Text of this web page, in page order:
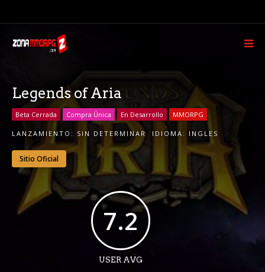
Legends of Aria
Beta Cerrada Compra Única En Desarrollo MMORPG
LANZAMIENTO: SIN DETERMINAR IDIOMA: INGLES
Sitio Oficial
7.2
USER AVG